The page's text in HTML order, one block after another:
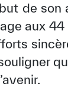
de son
aux